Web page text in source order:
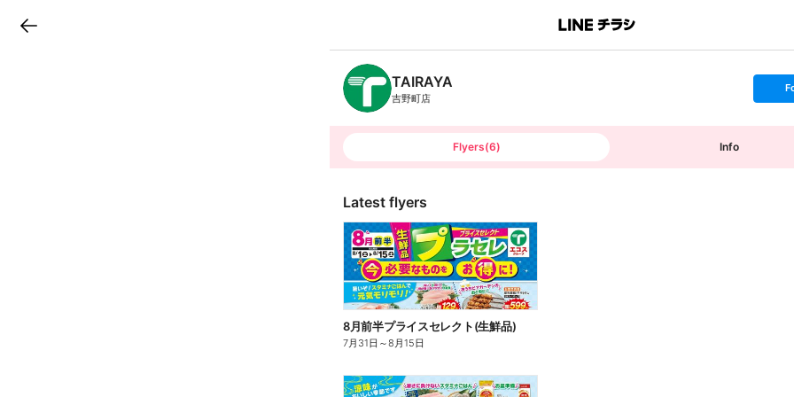
B
n
c
h
T
TAIRAYA
吉野町店
s
t
o
Flyers(6) Info
Latest flyers
8月前半プライスセレクト(生鮮品)
7月31日 ～8月15日